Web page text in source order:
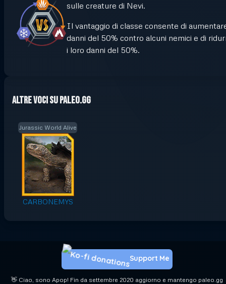
sulle creature di Nevi.
Il vantaggio di classe consente di
danni del 50% contro alcuni nemici e di
i loro danni del 50%.
Altre voci su Paleo.GG
Jurassic World Alive
CARBONEMYS
👋 Ciao, sono Apop! Fin da settembre 2020 aggiorno e mantengo paleo.gg
Support Me